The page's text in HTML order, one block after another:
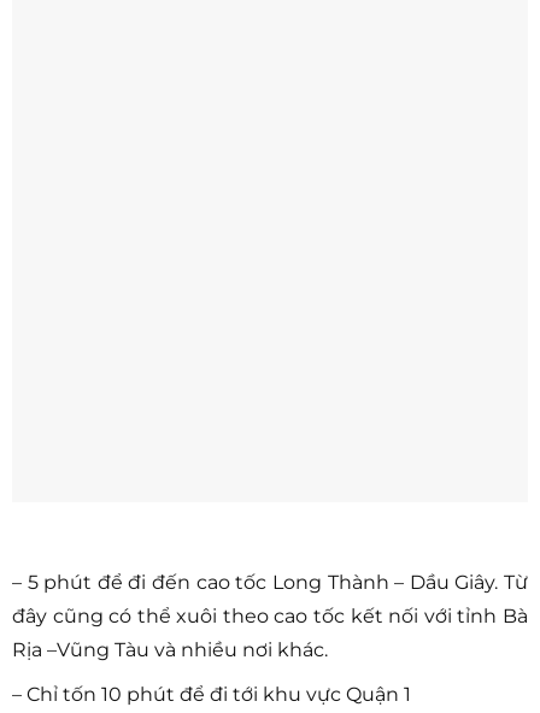
– 5 phút để đi đến cao tốc Long Thành – Dầu Giây. Từ
đây cũng có thể xuôi theo cao tốc kết nối với tỉnh Bà
Rịa –Vũng Tàu và nhiều nơi khác.
– Chỉ tốn 10 phút để đi tới khu vực Quận 1